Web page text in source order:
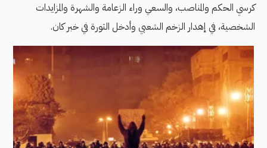
كرسي الحكم والمناصب، والسعي وراء الزعامة والشهرة والمزايدات
الشخصية، في إهدار الزخم الشعبي وأدخل الثورة في خبر كان.